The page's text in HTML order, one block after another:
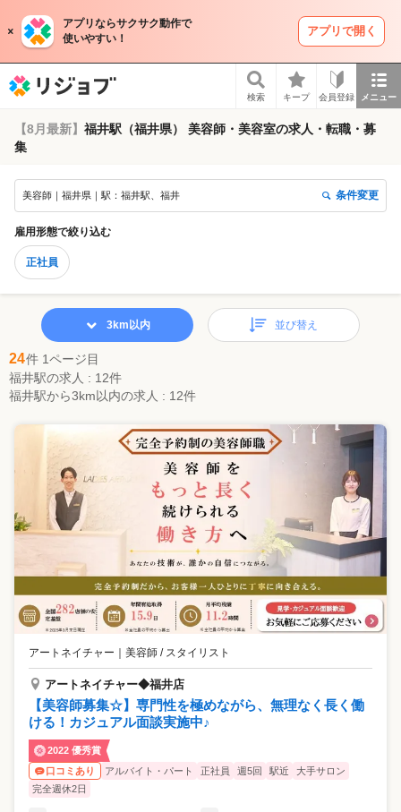
アプリならサクサク動作で
使いやすい！
アプリで開く
検索 キープ 会員登録 メニュー
【8月最新】 福井駅（福井県） 美容師・美容室の求人・転職・募
集
美容師｜福井県｜駅：福井駅、福井 条件変更
雇用形態で絞り込む
正社員
24件 1ページ目
福井駅の求人 : 12件
福井駅から3km以内の求人 : 12件
3km以内 並び替え
アートネイチャー 美容師 / スタイリスト
アートネイチャー◆福井店
【美容師募集☆】専門性を極めながら、無理なく長く働
ける！カジュアル面談実施中♪
2022 優秀賞
口コミあり
アルバイト・パート 正社員 週5回 駅近
大手サロン
完全週休2日